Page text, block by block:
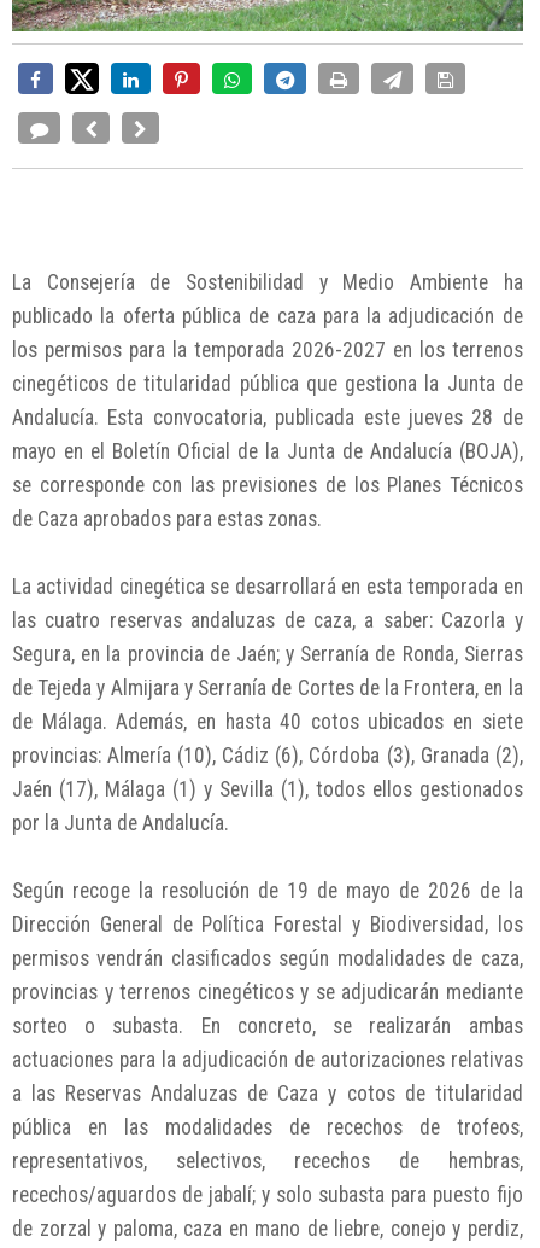
La Consejería de Sostenibilidad y Medio Ambiente ha
publicado la oferta pública de caza para la adjudicación de
los permisos para la temporada 2026-2027 en los terrenos
cinegéticos de titularidad pública que gestiona la Junta de
Andalucía. Esta convocatoria, publicada este jueves 28 de
mayo en el Boletín Oficial de la Junta de Andalucía (BOJA),
se corresponde con las previsiones de los Planes Técnicos
de Caza aprobados para estas zonas.
La actividad cinegética se desarrollará en esta temporada en
las cuatro reservas andaluzas de caza, a saber: Cazorla y
Segura, en la provincia de Jaén; y Serranía de Ronda, Sierras
de Tejeda y Almijara y Serranía de Cortes de la Frontera, en la
de Málaga. Además, en hasta 40 cotos ubicados en siete
provincias: Almería (10), Cádiz (6), Córdoba (3), Granada (2),
Jaén (17), Málaga (1) y Sevilla (1), todos ellos gestionados
por la Junta de Andalucía.
Según recoge la resolución de 19 de mayo de 2026 de la
Dirección General de Política Forestal y Biodiversidad, los
permisos vendrán clasificados según modalidades de caza,
provincias y terrenos cinegéticos y se adjudicarán mediante
sorteo o subasta. En concreto, se realizarán ambas
actuaciones para la adjudicación de autorizaciones relativas
a las Reservas Andaluzas de Caza y cotos de titularidad
pública en las modalidades de recechos de trofeos,
representativos, selectivos, recechos de hembras,
recechos/aguardos de jabalí; y solo subasta para puesto fijo
de zorzal y paloma, caza en mano de liebre, conejo y perdiz,